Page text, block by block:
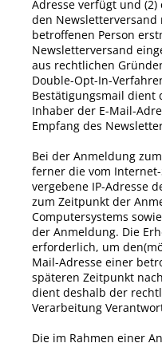
Adresse verfügt und
den
betroffenen Person
Newsletterversand
aus rechtlichen
Double-Opt-In-
Bestätigungsmail
Inhaber der E-Mail-
Empfang des
Bei der Anmeldung
ferner die vom Internet-
vergebene IP-Adresse
zum Zeitpunkt der
Computersystems
der Anmeldung. Die
erforderlich, um
Mail-Adresse einer
späteren Zeitpunkt
dient deshalb der
Verarbeitung
Die im Rahmen einer